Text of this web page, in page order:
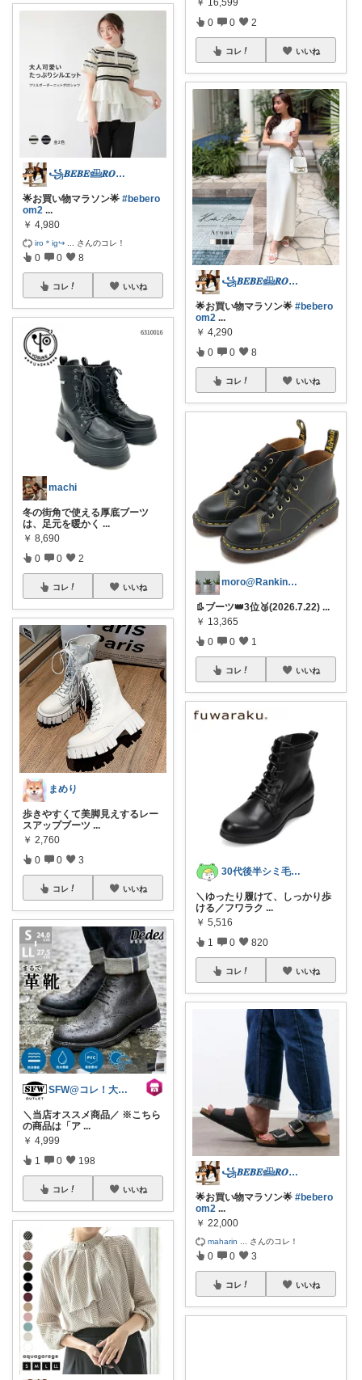
꧁𝑩𝑬𝑩𝑬𓊝𝑹𝑶𝑶𝑴꧂
🌟お買い物マラソン🌟 #bebero
om2 ...
￥ 4,980
iro＊ig↪ さんのコレ！
0 0 8
コレ いいね
machi
冬の街角で使える厚底ブーツ
は、足元を暖かく ...
￥ 8,690
0 0 2
コレ いいね
まめり
歩きやすくて美脚見えするレー
スアップブーツ ...
￥ 2,760
0 0 3
コレ いいね
SFW@コレ！大歓迎
＼当店オススメ商品／ ※こちら
の商品は「ア ...
￥ 4,999
1 0 198
コレ いいね
0 0 2
コレ いいね
꧁𝑩𝑬𝑩𝑬𓊝𝑹𝑶𝑶𝑴꧂
🌟お買い物マラソン🌟 #bebero
om2 ...
￥ 4,290
0 0 8
コレ いいね
moro@Ranking ROOM
👢ブーツ👑3位🥉(2026.7.22) ...
￥ 13,365
0 0 1
コレ いいね
30代後半シミ毛穴⌇成分重視スキンケア
＼ゆったり履けて、しっかり歩
ける／フワラク ...
￥ 5,516
1 0 820
コレ いいね
꧁𝑩𝑬𝑩𝑬𓊝𝑹𝑶𝑶𝑴꧂
🌟お買い物マラソン🌟 #bebero
om2 ...
￥ 22,000
maharin さんのコレ！
0 0 3
コレ いいね